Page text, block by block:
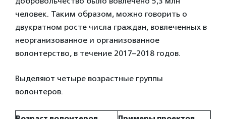
человек. Таким образом, можно говорить о
двукратном росте числа граждан, вовлеченных в
неорганизованное и организованное
волонтерство, в течение 2017–2018 годов.
Выделяют четыре возрастные группы
волонтеров.